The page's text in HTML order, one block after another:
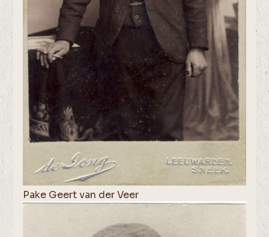
Pake Geert van der Veer